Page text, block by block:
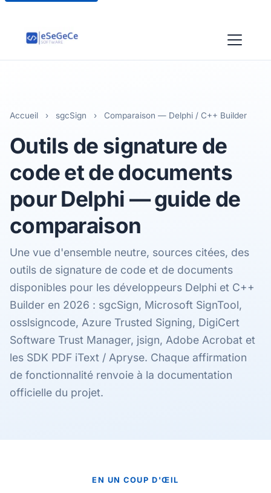
Accueil › sgcSign › Comparaison — Delphi / C++ Builder
Outils de signature de
code et de documents
pour Delphi — guide de
comparaison
Une vue d'ensemble neutre, sources citées, des
outils de signature de code et de documents
disponibles pour les développeurs Delphi et C++
Builder en 2026 : sgcSign, Microsoft SignTool,
osslsigncode, Azure Trusted Signing, DigiCert
Software Trust Manager, jsign, Adobe Acrobat et
les SDK PDF iText / Apryse. Chaque affirmation
de fonctionnalité renvoie à la documentation
officielle du projet.
EN UN COUP D'ŒIL